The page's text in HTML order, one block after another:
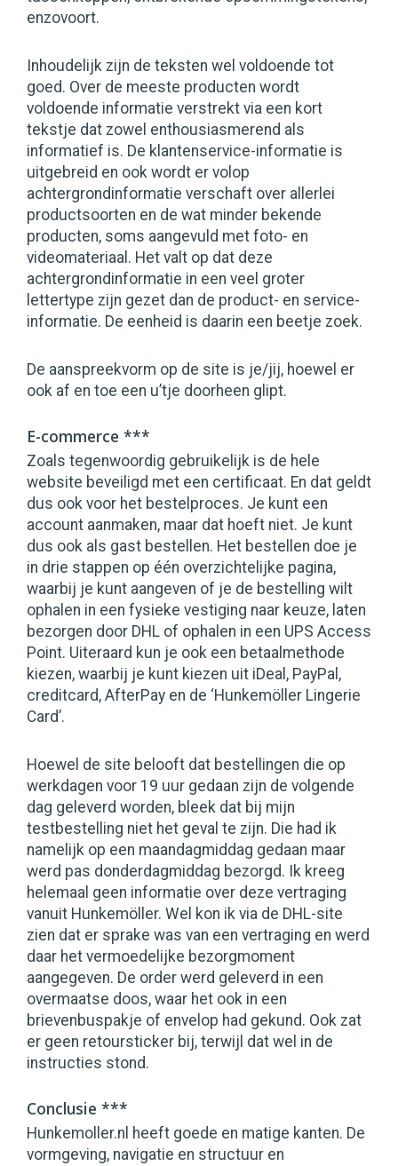
enzovoort.
Inhoudelijk zijn de teksten wel voldoende tot
goed. Over de meeste producten wordt
voldoende informatie verstrekt via een kort
tekstje dat zowel enthousiasmerend als
informatief is. De klantenservice-informatie is
uitgebreid en ook wordt er volop
achtergrondinformatie verschaft over allerlei
productsoorten en de wat minder bekende
producten, soms aangevuld met foto- en
videomateriaal. Het valt op dat deze
achtergrondinformatie in een veel groter
lettertype zijn gezet dan de product- en service-
informatie. De eenheid is daarin een beetje zoek.
De aanspreekvorm op de site is je/jij, hoewel er
ook af en toe een u’tje doorheen glipt.
E-commerce ***
Zoals tegenwoordig gebruikelijk is de hele
website beveiligd met een certificaat. En dat geldt
dus ook voor het bestelproces. Je kunt een
account aanmaken, maar dat hoeft niet. Je kunt
dus ook als gast bestellen. Het bestellen doe je
in drie stappen op één overzichtelijke pagina,
waarbij je kunt aangeven of je de bestelling wilt
ophalen in een fysieke vestiging naar keuze, laten
bezorgen door DHL of ophalen in een UPS Access
Point. Uiteraard kun je ook een betaalmethode
kiezen, waarbij je kunt kiezen uit iDeal, PayPal,
creditcard, AfterPay en de ‘Hunkemöller Lingerie
Card’.
Hoewel de site belooft dat bestellingen die op
werkdagen voor 19 uur gedaan zijn de volgende
dag geleverd worden, bleek dat bij mijn
testbestelling niet het geval te zijn. Die had ik
namelijk op een maandagmiddag gedaan maar
werd pas donderdagmiddag bezorgd. Ik kreeg
helemaal geen informatie over deze vertraging
vanuit Hunkemöller. Wel kon ik via de DHL-site
zien dat er sprake was van een vertraging en werd
daar het vermoedelijke bezorgmoment
aangegeven. De order werd geleverd in een
overmaatse doos, waar het ook in een
brievenbuspakje of envelop had gekund. Ook zat
er geen retoursticker bij, terwijl dat wel in de
instructies stond.
Conclusie ***
Hunkemoller.nl heeft goede en matige kanten. De
vormgeving, navigatie en structuur en